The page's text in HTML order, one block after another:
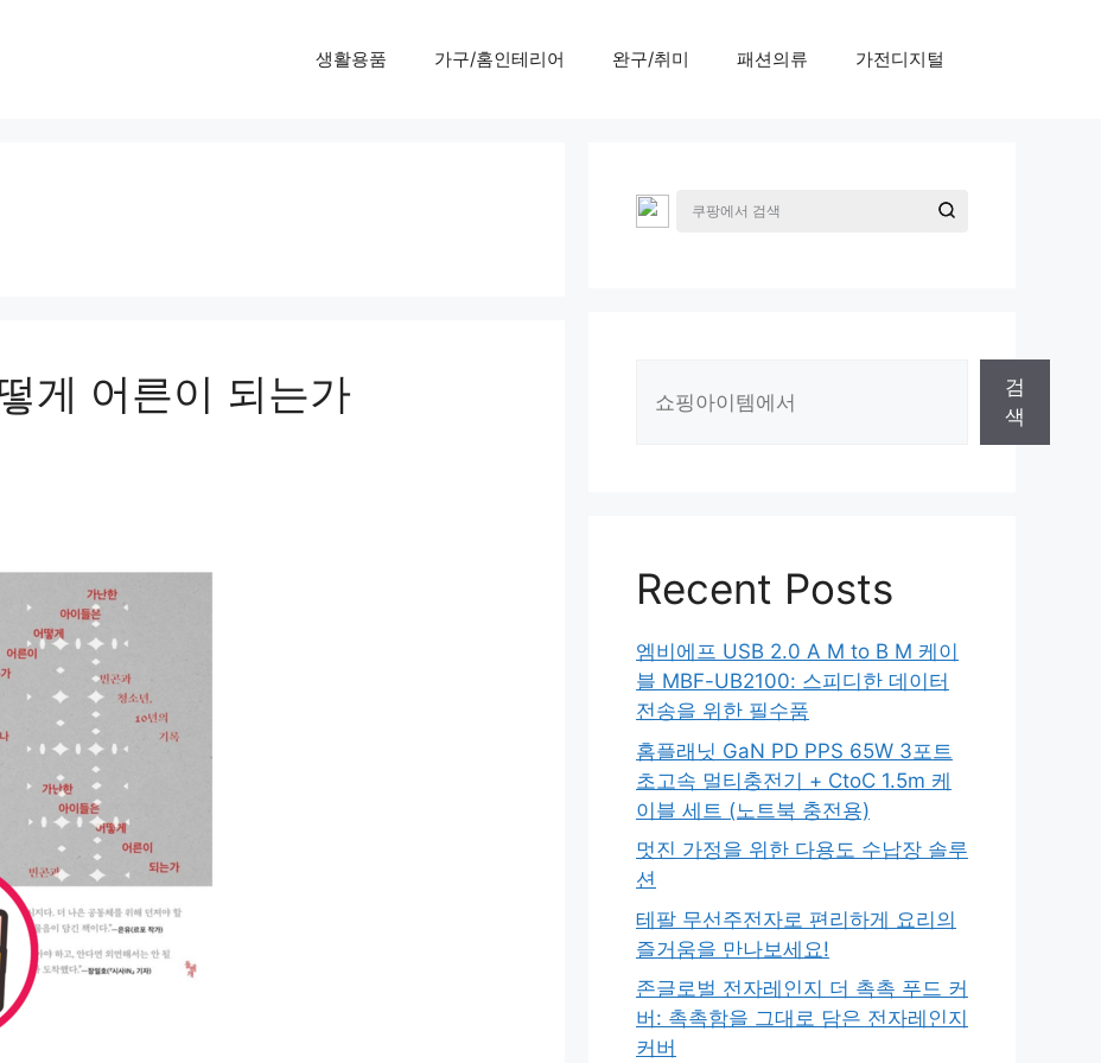
생활용품 가구/홈인테리어 완구/취미 패션의류 가전디지털
게 어른이 되는가
검
색
Recent Posts
엠비에프 USB 2.0 A M to B M 케이
블 MBF-UB2100: 스피디한 데이터
전송을 위한 필수품
홈플래닛 GaN PD PPS 65W 3포트
초고속 멀티충전기 + CtoC 1.5m 케
이블 세트 (노트북 충전용)
멋진 가정을 위한 다용도 수납장 솔루
션
테팔 무선주전자로 편리하게 요리의
즐거움을 만나보세요!
존글로벌 전자레인지 더 촉촉 푸드 커
버: 촉촉함을 그대로 담은 전자레인지
커버